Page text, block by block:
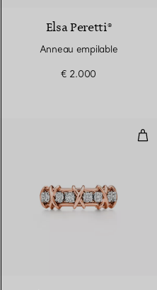
Elsa Peretti®
Anneau empilable
€ 2.000